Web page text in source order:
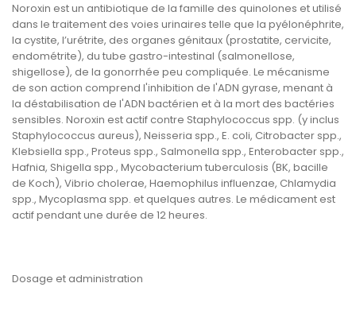
Noroxin est un antibiotique de la famille des quinolones et utilisé
dans le traitement des voies urinaires telle que la pyélonéphrite,
la cystite, l’urétrite, des organes génitaux (prostatite, cervicite,
endométrite), du tube gastro-intestinal (salmonellose,
shigellose), de la gonorrhée peu compliquée. Le mécanisme
de son action comprend l'inhibition de l'ADN gyrase, menant à
la déstabilisation de l'ADN bactérien et à la mort des bactéries
sensibles. Noroxin est actif contre Staphylococcus spp. (y inclus
Staphylococcus aureus), Neisseria spp., E. coli, Citrobacter spp.,
Klebsiella spp., Proteus spp., Salmonella spp., Enterobacter spp.,
Hafnia, Shigella spp., Mycobacterium tuberculosis (BK, bacille
de Koch), Vibrio cholerae, Haemophilus influenzae, Chlamydia
spp., Mycoplasma spp. et quelques autres. Le médicament est
actif pendant une durée de 12 heures.
Dosage et administration